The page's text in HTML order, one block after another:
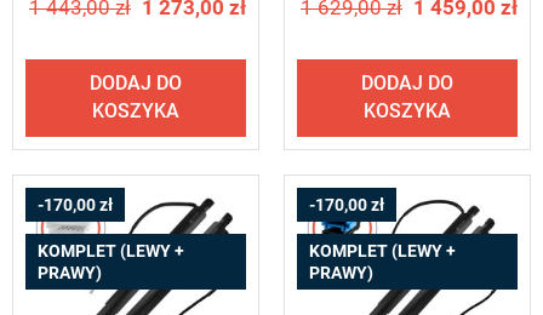
1 443,00 zł 1 273,00 zł
DODAJ DO
KOSZYKA
U01
1 629,00 zł 1 459,00 zł
DODAJ DO
KOSZYKA
-170,00 zł
KOMPLET (LEWY +
PRAWY)
-170,00 zł
KOMPLET (LEWY +
PRAWY)